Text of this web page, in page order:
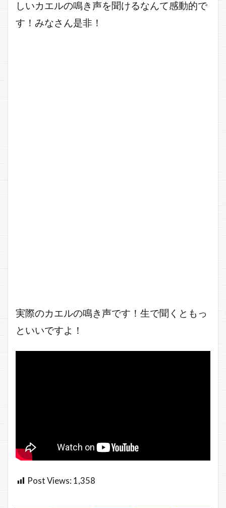
しいカエルの鳴き声を聞けるなんて感動的で
す！みなさん是非！
実際のカエルの鳴き声です！生で聞くともっ
といいですよ！
Post Views: 1,358